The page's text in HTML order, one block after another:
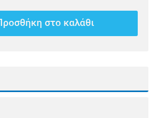
Προσθήκη στο καλάθι